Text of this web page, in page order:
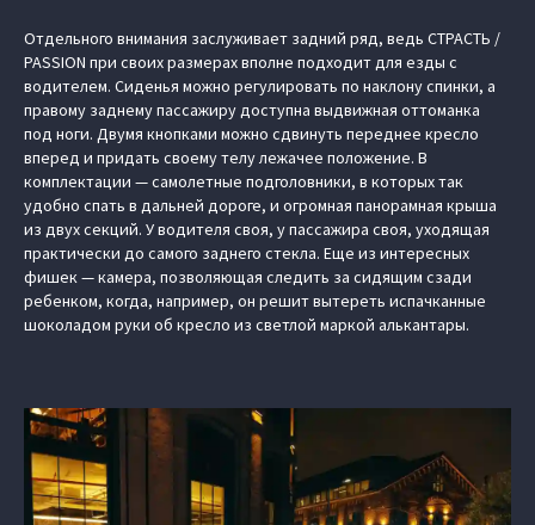
Отдельного внимания заслуживает задний ряд, ведь СТРАСТЬ /
PASSION при своих размерах вполне подходит для езды с
водителем. Сиденья можно регулировать по наклону спинки, а
правому заднему пассажиру доступна выдвижная оттоманка
под ноги. Двумя кнопками можно сдвинуть переднее кресло
вперед и придать своему телу лежачее положение. В
комплектации — самолетные подголовники, в которых так
удобно спать в дальней дороге, и огромная панорамная крыша
из двух секций. У водителя своя, у пассажира своя, уходящая
практически до самого заднего стекла. Еще из интересных
фишек — камера, позволяющая следить за сидящим сзади
ребенком, когда, например, он решит вытереть испачканные
шоколадом руки об кресло из светлой маркой алькантары.